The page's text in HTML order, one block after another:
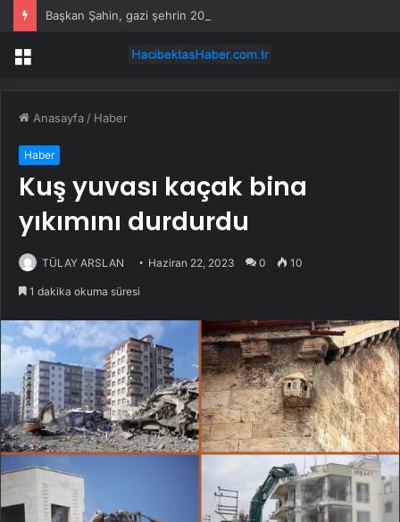
Menü
Anasayfa / Haber
Haber
Kuş yuvası kaçak bina
yıkımını durdurdu
TÜLAY ARSLAN Haziran 22, 2023 0 10
1 dakika okuma süresi